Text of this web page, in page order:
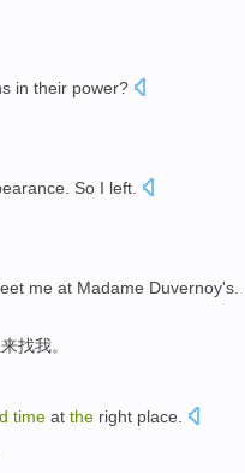
in their power?
So I left
me at Madame Duvernoy's.
找我。
time at the right place